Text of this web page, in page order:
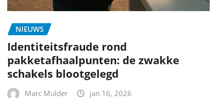
NIEUWS
Identiteitsfraude rond
pakketafhaalpunten: de zwakke
schakels blootgelegd
Marc Mulder jan 16, 2026